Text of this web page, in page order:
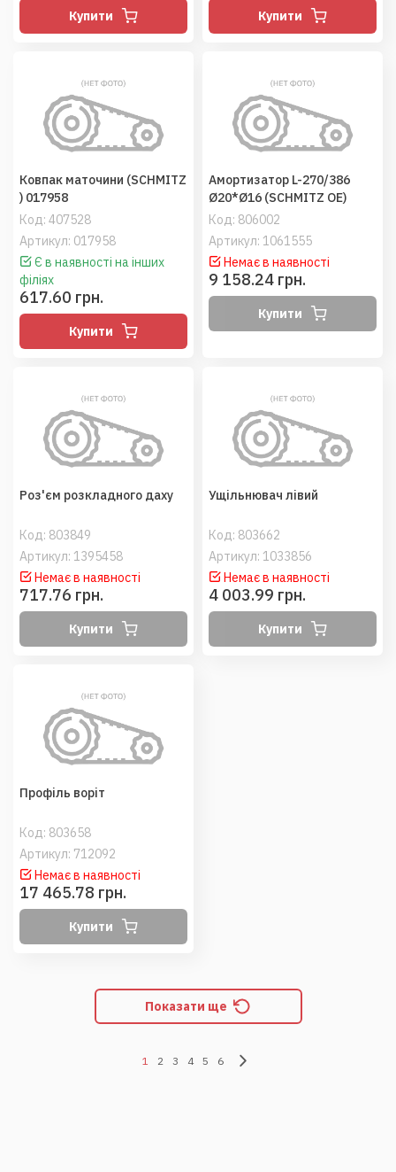
Купити Купити
Код: 407528
Артикул: 017958
Ковпак маточини (SCHMITZ
) 017958
Є в наявності на інших
філіях
617.60 грн.
Купити
Код: 806002
Артикул: 1061555
Амортизатор L-270/386
Ø20*Ø16 (SCHMITZ OE)
Немає в наявності
9 158.24 грн.
Купити
Код: 803849
Артикул: 1395458
Роз'єм розкладного даху
Немає в наявності
717.76 грн.
Купити
Код: 803662
Артикул: 1033856
Ущільнювач лівий
Немає в наявності
4 003.99 грн.
Купити
Код: 803658
Артикул: 712092
Профіль воріт
Немає в наявності
17 465.78 грн.
Купити
Показати ще
1 2 3 4 5 6